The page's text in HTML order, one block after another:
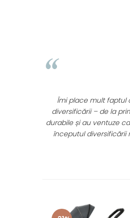
sunt practice,
ușoare. Pentru
De 1 an jumate
pliabil. L-am luat
nu am avut